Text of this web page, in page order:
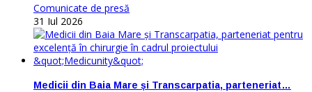
Comunicate de presă
31 Iul 2026
Medicii din Baia Mare și Transcarpatia, parteneriat…